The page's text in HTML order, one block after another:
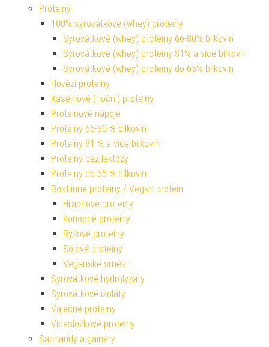
Proteiny
100% syrovátkové (whey) proteiny
Syrovátkové (whey) proteiny 66-80% bílkovin
Syrovátkové (whey) proteiny 81% a více bílkovin
Syrovátkové (whey) proteiny do 65% bílkovin
Hovězí proteiny
Kaseinové (noční) proteiny
Proteinové nápoje
Proteiny 66-80 % bílkovin
Proteiny 81 % a více bílkovin
Proteiny bez laktózy
Proteiny do 65 % bílkovin
Rostlinné proteiny / Vegan protein
Hrachové proteiny
Konopné proteiny
Rýžové proteiny
Sójové proteiny
Veganské směsi
Syrovátkové hydrolyzáty
Syrovátkové izoláty
Vaječné proteiny
Vícesložkové proteiny
Sacharidy a gainery